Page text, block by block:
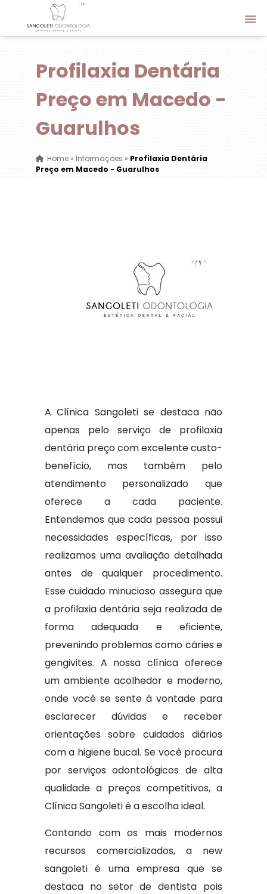
Profilaxia Dentária
Preço em Macedo -
Guarulhos
Home» Informações » Profilaxia Dentária
Preço em Macedo - Guarulhos
A Clínica Sangoleti se destaca não
apenas pelo serviço de profilaxia
dentária preço com excelente custo-
benefício, mas também pelo
atendimento personalizado que
oferece a cada paciente.
Entendemos que cada pessoa possui
necessidades específicas, por isso
realizamos uma avaliação detalhada
antes de qualquer procedimento.
Esse cuidado minucioso assegura que
a profilaxia dentária seja realizada de
forma adequada e eficiente,
prevenindo problemas como cáries e
gengivites. A nossa clínica oferece
um ambiente acolhedor e moderno,
onde você se sente à vontade para
esclarecer dúvidas e receber
orientações sobre cuidados diários
com a higiene bucal. Se você procura
por serviços odontológicos de alta
qualidade a preços competitivos, a
Clínica Sangoleti é a escolha ideal.
Contando com os mais modernos
recursos comercializados, a new
sangoleti é uma empresa que se
destaca no setor de dentista pois